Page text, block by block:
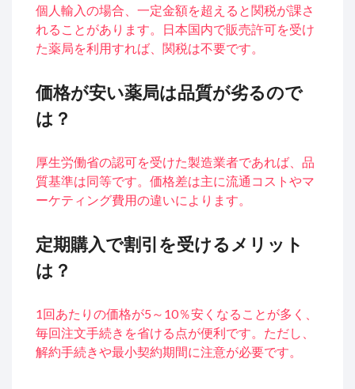
個人輸入の場合、一定金額を超えると関税が課さ
れることがあります。日本国内で販売許可を受け
た薬局を利用すれば、関税は不要です。
価格が安い薬局は品質が劣るので
は？
厚生労働省の認可を受けた製造業者であれば、品
質基準は同等です。価格差は主に流通コストやマ
ーケティング費用の違いによります。
定期購入で割引を受けるメリット
は？
1回あたりの価格が5～10％安くなることが多く、
毎回注文手続きを省ける点が便利です。ただし、
解約手続きや最小契約期間に注意が必要です。